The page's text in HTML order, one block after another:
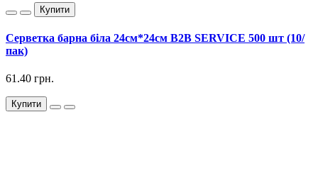
Купити
Серветка барна біла 24см*24см B2B SERVICE 500 шт (10/
пак)
61.40 грн.
Купити